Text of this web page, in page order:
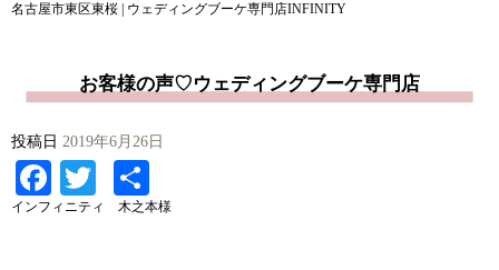
名古屋市東区東桜 | ウェディングブーケ専門店INFINITY
お客様の声♡ウェディングブーケ専門店
投稿日 2019年6月26日
Facebook
Twitter
有
インフィニティ 木之本様